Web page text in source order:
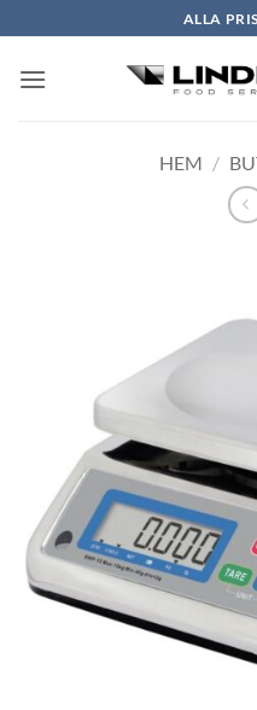
to
content
ALLA
HEM /